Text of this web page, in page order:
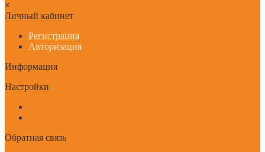
×
Личный кабинет
Регистрация
Авторизация
Информация
Настройки
Обратная связь